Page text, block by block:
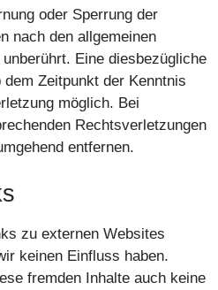
oder Sperrung der
nach den allgemeinen
Eine diesbezügliche
Zeitpunkt der Kenntnis
möglich. Bei
Rechtsverletzungen
entfernen.
zu externen Websites
keinen Einfluss haben.
fremden Inhalte auch keine